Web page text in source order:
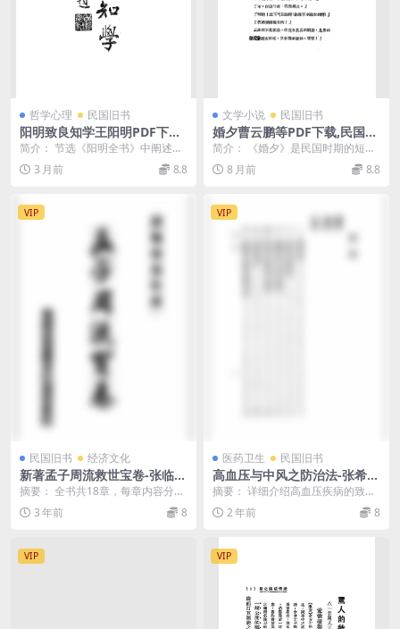
哲学心理 民国旧书
阳明致良知学王阳明PDF下载,
阳复斋丛刊
简介： 节选《阳明全书》中阐述致
良知学说的有关篇，包括《世德
纪》6篇，《大学问》...
3 月前 8.8
文学小说 民国旧书
婚夕曹云鹏等PDF下载,民国短
篇小说集
简介： 《婚夕》是民国时期的短篇
小说，作者为曹云鹏等人。该书于1
934 年2月由...
8 月前 8.8
VIP
民国旧书 经济文化
新著孟子周流救世宝卷-张临安
著
摘要： 全书共18章，每章内容分讲
演、宣唱、诗赞、考实。后附：儒
者论孟总评 截图...
3 年前 8
VIP
医药卫生 民国旧书
高血压与中风之防治法-张希渠
编-张希渠医师诊所
摘要： 详细介绍高血压疾病的致病
原因及治疗方法 截图：
2 年前 8
VIP VIP